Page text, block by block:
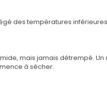
des températures inférieures
mais jamais détrempé.
à sécher.